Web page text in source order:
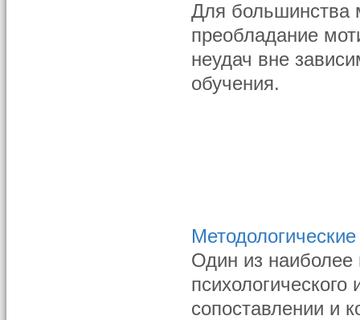
Для большинства
преобладание
неудач вне
обучения.
Один из наиболее
сопоставлении и